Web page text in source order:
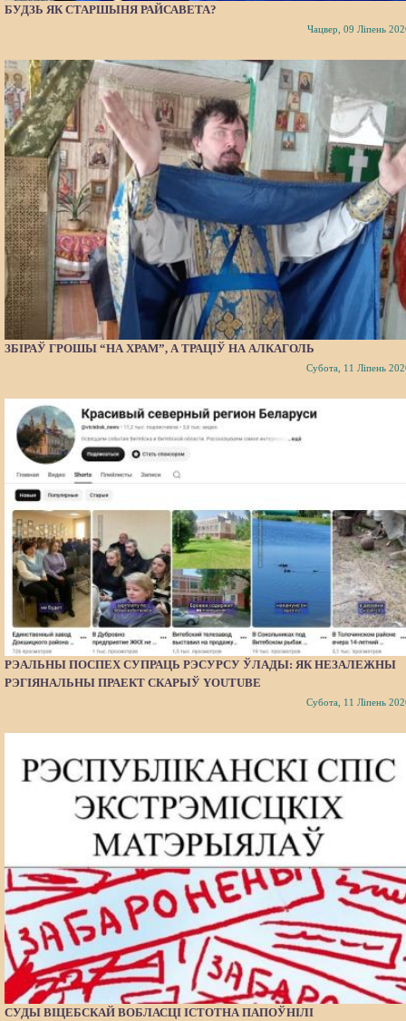
БУДЗЬ ЯК СТАРШЫНЯ РАЙСАВЕТА?
Чацвер, 09 Ліпень
ЗБІРАЎ ГРОШЫ “НА ХРАМ”, А ТРАЦІЎ НА АЛКАГОЛЬ
Субота, 11 Ліпень
РЭАЛЬНЫ ПОСПЕХ СУПРАЦЬ РЭСУРСУ ЎЛАДЫ: ЯК НЕЗАЛЕЖНЫ
РЭГІЯНАЛЬНЫ ПРАЕКТ СКАРЫЎ YOUTUBE
Субота, 11 Ліпень
СУДЫ ВІЦЕБСКАЙ ВОБЛАСЦІ ІСТОТНА ПАПОЎНІЛІ